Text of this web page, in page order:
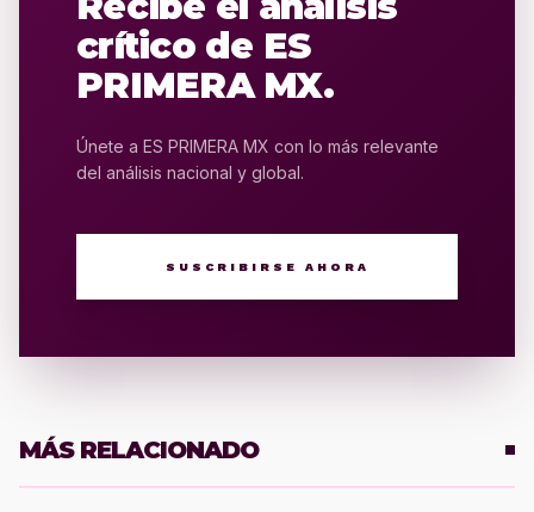
crítico de ES
PRIMERA MX.
Únete a ES PRIMERA MX con lo más relevante
del análisis nacional y global.
SUSCRIBIRSE AHORA
MÁS RELACIONADO